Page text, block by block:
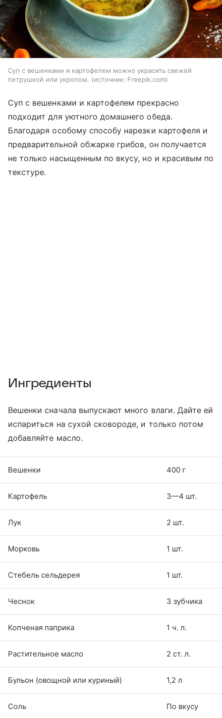
Суп с вешенками и картофелем можно украсить свежей
петрушкой или укропом.
источник: Freepik.com
Суп с вешенками и картофелем прекрасно
подходит для уютного домашнего обеда.
Благодаря особому способу нарезки картофеля и
предварительной обжарке грибов, он получается
не только насыщенным по вкусу, но и красивым по
текстуре.
Ингредиенты
Вешенки сначала выпускают много влаги. Дайте ей
испариться на сухой сковороде, и только потом
добавляйте масло.
Вешенки 400 г
Картофель 3—4 шт.
Лук 2 шт.
Морковь 1 шт.
Стебель сельдерея 1 шт.
Чеснок 3 зубчика
Копченая паприка 1 ч. л.
Растительное масло 2 ст. л.
Бульон (овощной или куриный) 1,2 л
Соль По вкусу